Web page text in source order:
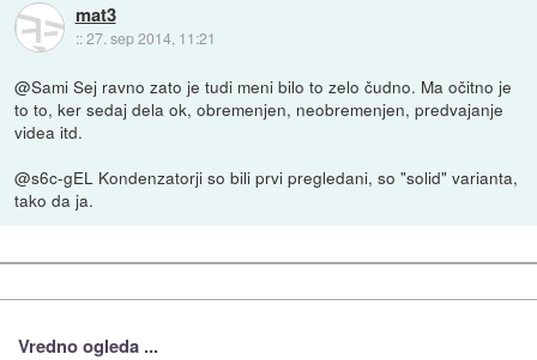
mat3
::27. sep 2014, 11:21
@Sami Sej ravno zato je tudi meni bilo to zelo čudno. Ma očitno je
to to, ker sedaj dela ok, obremenjen, neobremenjen, predvajanje
videa itd.
@s6c-gEL Kondenzatorji so bili prvi pregledani, so "solid" varianta,
tako da ja.
Vredno ogleda ...